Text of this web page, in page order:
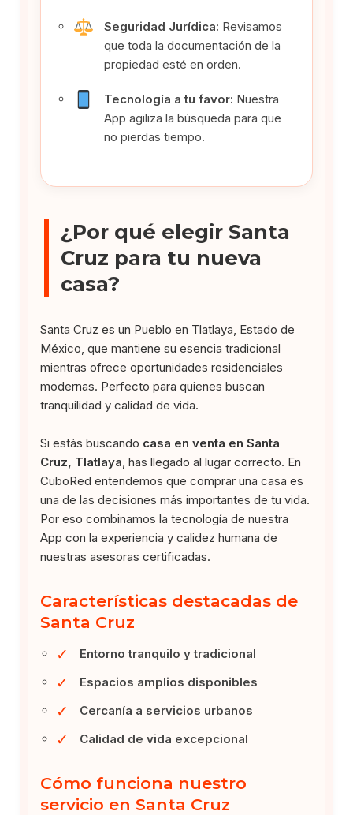
Seguridad Jurídica: Revisamos
que toda la documentación de la
propiedad esté en orden.
Tecnología a tu favor: Nuestra
App agiliza la búsqueda para que
no pierdas tiempo.
¿Por qué elegir Santa
Cruz para tu nueva
casa?
Santa Cruz es un Pueblo en Tlatlaya, Estado de
México, que mantiene su esencia tradicional
mientras ofrece oportunidades residenciales
modernas. Perfecto para quienes buscan
tranquilidad y calidad de vida.
Si estás buscando casa en venta en Santa
Cruz, Tlatlaya , has llegado al lugar correcto. En
CuboRed entendemos que comprar una casa es
una de las decisiones más importantes de tu vida.
Por eso combinamos la tecnología de nuestra
App con la experiencia y calidez humana de
nuestras asesoras certificadas.
Características destacadas de
Santa Cruz
✓ Entorno tranquilo y tradicional
✓ Espacios amplios disponibles
✓ Cercanía a servicios urbanos
✓ Calidad de vida excepcional
Cómo funciona nuestro
servicio en Santa Cruz